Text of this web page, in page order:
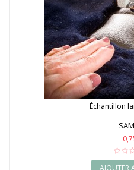
Échantillon
AJOUTER